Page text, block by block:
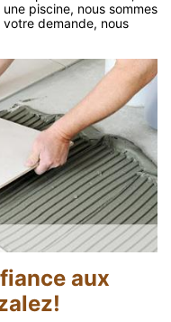
piscine, nous sommes
demande, nous
aux